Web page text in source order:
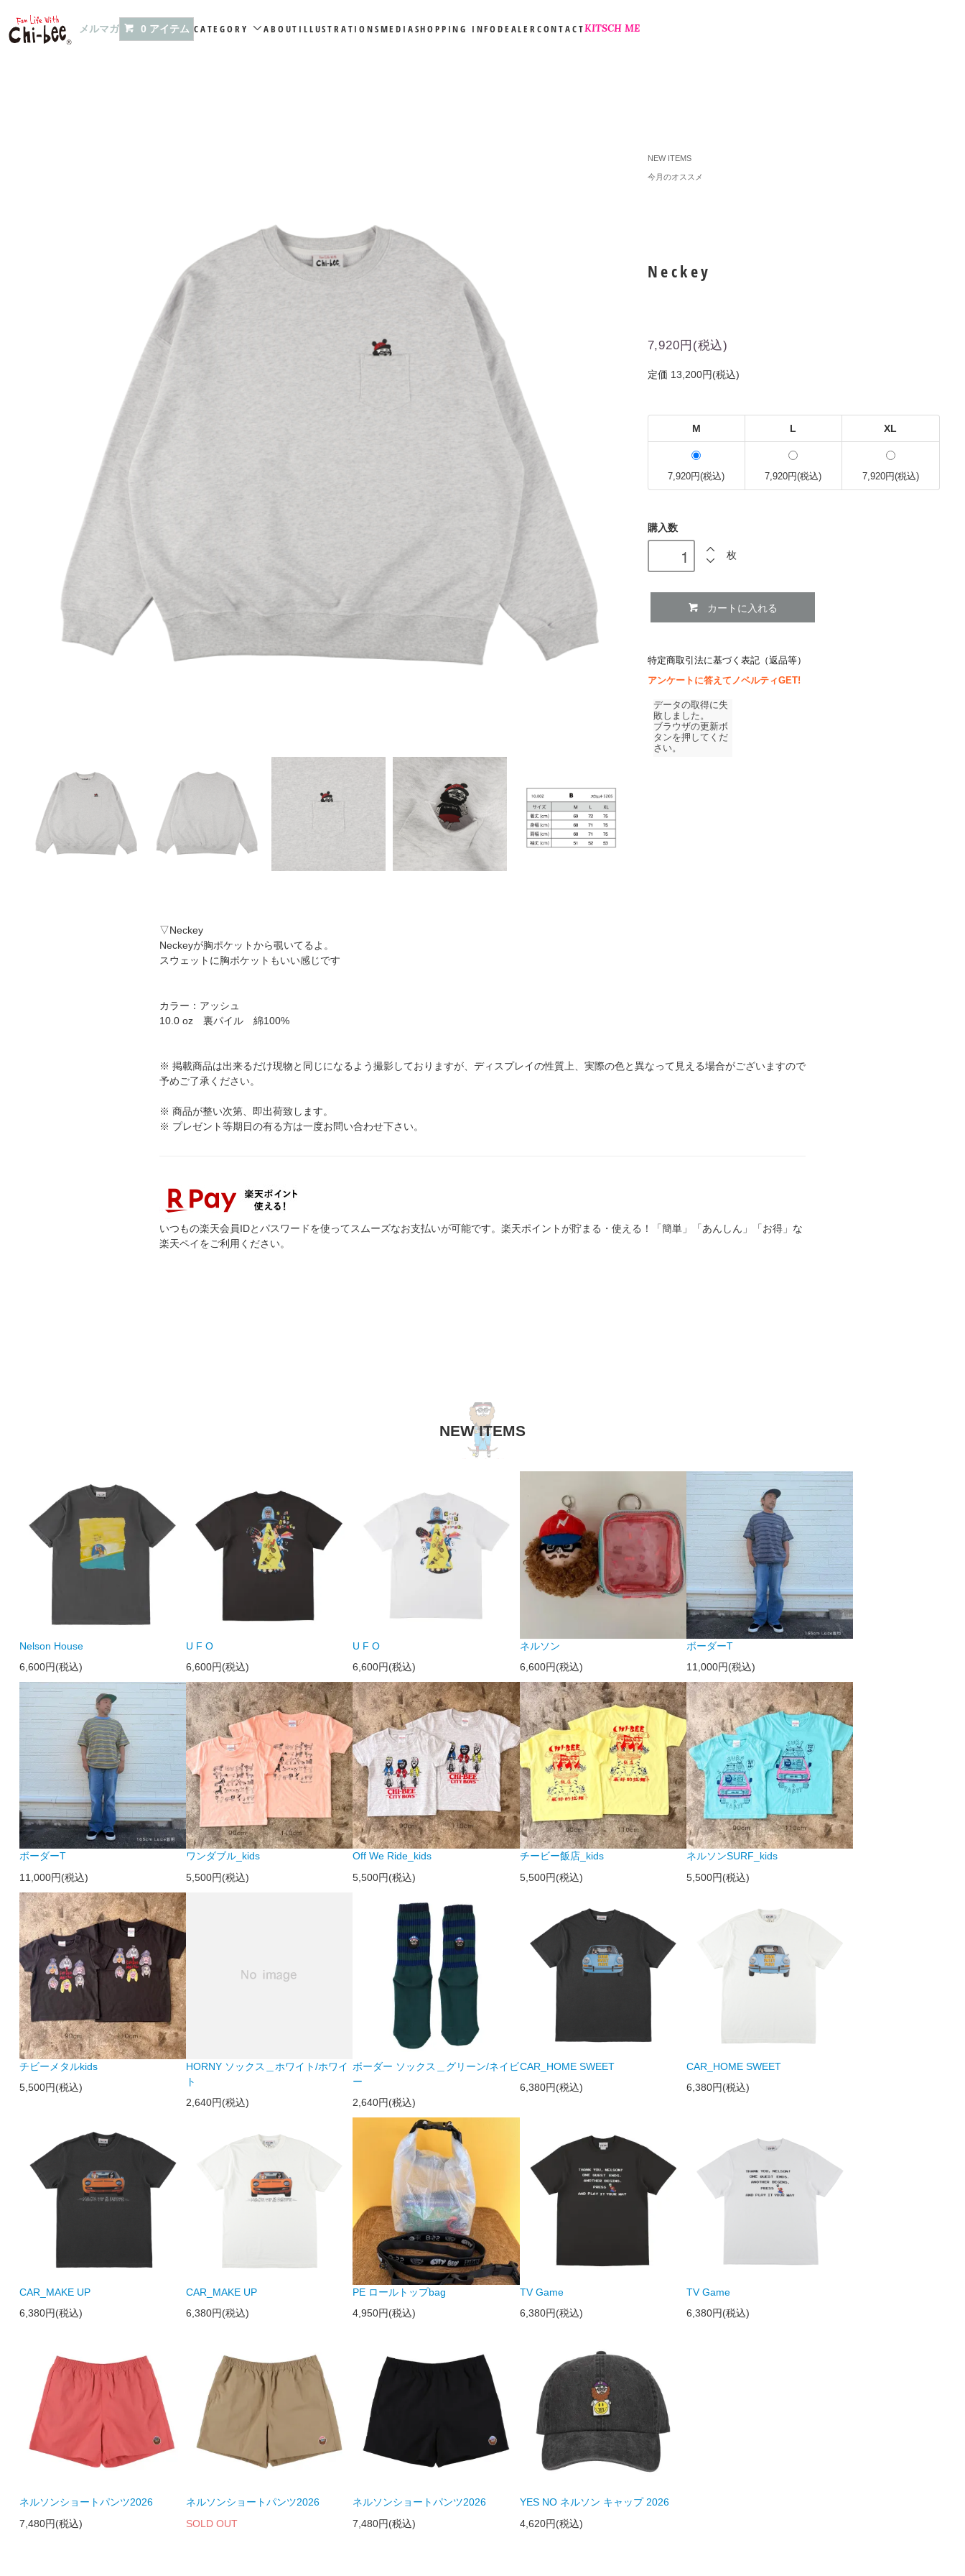
メルマガ 0 アイテム CATEGORY ABOUT ILLUSTRATIONSMEDIASHOPPING INFODEALERCONTACTKITSCH ME
NEW ITEMS
今月のオススメ
Neckey
7,920円(税込)
定価 13,200円(税込)
M L XL
7,920円(税込) 7,920円(税込) 7,920円(税込)
購入数
枚
カートに入れる
特定商取引法に基づく表記（返品等）
アンケートに答えてノベルティGET!
▽Neckey
Neckeyが胸ポケットから覗いてるよ。
スウェットに胸ポケットもいい感じです
カラー：アッシュ
10.0 oz 裏パイル 綿100%
※ 掲載商品は出来るだけ現物と同じになるよう撮影しておりますが、ディスプレイの性質上、実際の色と異なって見える場合がございますので
予めご了承ください。
※ 商品が整い次第、即出荷致します。
※ プレゼント等期日の有る方は一度お問い合わせ下さい。
いつもの楽天会員IDとパスワードを使ってスムーズなお支払いが可能です。楽天ポイントが貯まる・使える！「簡単」「あんしん」「お得」な
楽天ペイをご利用ください。
NEW ITEMS
Nelson House
6,600円(税込)
U F O
6,600円(税込)
U F O
6,600円(税込)
ネルソン
6,600円(税込)
ボーダーT
11,000円(税込)
ボーダーT
11,000円(税込)
ワンダブル_kids
5,500円(税込)
Off We Ride_kids
5,500円(税込)
チービー飯店_kids
5,500円(税込)
ネルソンSURF_kids
5,500円(税込)
チビーメタルkids
5,500円(税込)
HORNY ソックス＿ホワイト/ホワイ
ト
2,640円(税込)
ボーダー ソックス＿グリーン/ネイビ
ー
2,640円(税込)
CAR_HOME SWEET
6,380円(税込)
CAR_HOME SWEET
6,380円(税込)
CAR_MAKE UP
6,380円(税込)
CAR_MAKE UP
6,380円(税込)
PE ロールトップbag
4,950円(税込)
TV Game
6,380円(税込)
TV Game
6,380円(税込)
ネルソンショートパンツ2026
7,480円(税込)
ネルソンショートパンツ2026
SOLD OUT
ネルソンショートパンツ2026
7,480円(税込)
YES NO ネルソン キャップ 2026
4,620円(税込)